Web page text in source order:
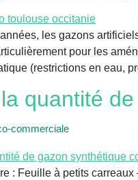
les gazons
pour les
(restrictions en eau,
quantité
commerciale
: Feuille à petits